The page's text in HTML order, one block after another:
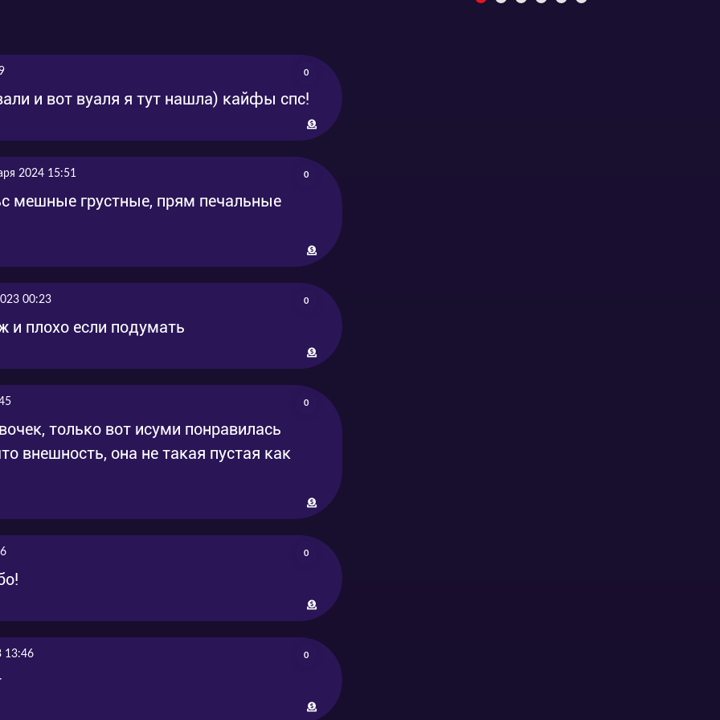
0
и вот вуаля я тут нашла) кайфы спс!
2024 15:51 0
мешные грустные, прям печальные
00:23 0
и плохо если подумать
0
только вот исуми понравилась
внешность, она не такая пустая как
0
13:46 0